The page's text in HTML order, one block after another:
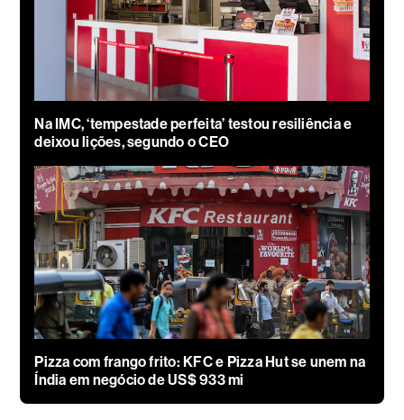
Na IMC, ‘tempestade perfeita’ testou resiliência e
deixou lições, segundo o CEO
Pizza com frango frito: KFC e Pizza Hut se unem na
Índia em negócio de US$ 933 mi